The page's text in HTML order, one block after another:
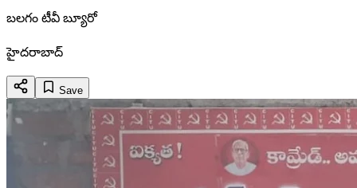
బలగం టీవీ బ్యూరో
హైదరాబాద్
Save